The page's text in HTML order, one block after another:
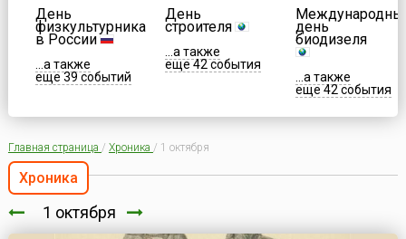
День
физкультурника
в России
...а также
еще 39 событий
День
строителя
...а также
еще 42 события
день
биодизеля
...а также
еще 42 события
Главная страница / Хроника / 1 октября
Хроника
1 октября